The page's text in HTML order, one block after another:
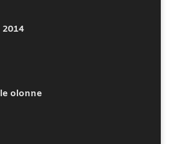
2014
olonne